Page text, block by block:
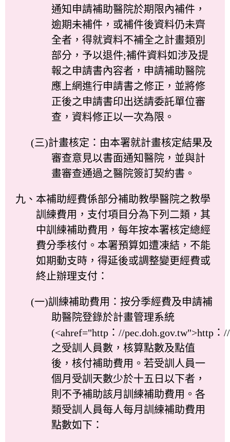
通知申請補助醫院於期限內補件，
逾期未補件，或補件後資料仍未齊
全者，得就資料不補全之計畫類別
部分，予以退件;補件資料如涉及提
報之申請書內容者，申請補助醫院
應上網進行申請書之修正，並將修
正後之申請書印出送請委託單位審
查，資料修正以一次為限。
(三)計畫核定：由本署就計畫核定結果及
審查意見以書面通知醫院，並與計
畫審查通過之醫院簽訂契約書。
九、本補助經費係部分補助教學醫院之教學
訓練費用，支付項目分為下列二類，其
中訓練補助費用，每年按本署核定總經
費分季核付。本署預算如遭凍結，不能
如期動支時，得延後或調整變更經費或
終止辦理支付：
(一)訓練補助費用：按分季經費及申請補
助醫院登錄於計畫管理系統
(<ahref="http：//pec.doh.gov.tw">http：
之受訓人員數，核算點數及點值
後，核付補助費用。若受訓人員一
個月受訓天數少於十五日以下者，
則不予補助該月訓練補助費用。各
類受訓人員每人每月訓練補助費用
點數如下：